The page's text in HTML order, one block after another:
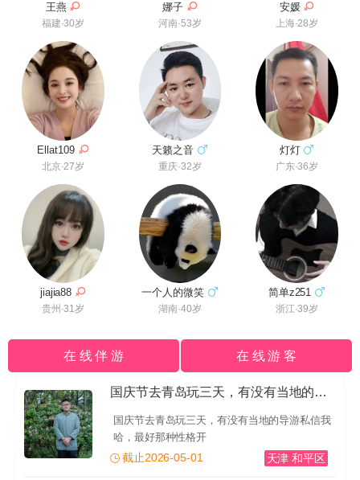
王燕
福建·30岁
娜子
河南·53岁
安媛
上海·28岁
Ellat109
北京·27岁
天籁之音
重庆·32岁
灯灯
广东·36岁
jiajia88
贵州·31岁
一个人的微笑
湖南·40岁
简单z251
浙江·39岁
在 线 伴 游 在 线 游 客
国庆节去青岛玩三天，有没有当地的导游私信我哈
国庆节去青岛玩三天，有没有当地的导游私信我
哈，最好那种性格开
截止2026-05-01 天津 和平区